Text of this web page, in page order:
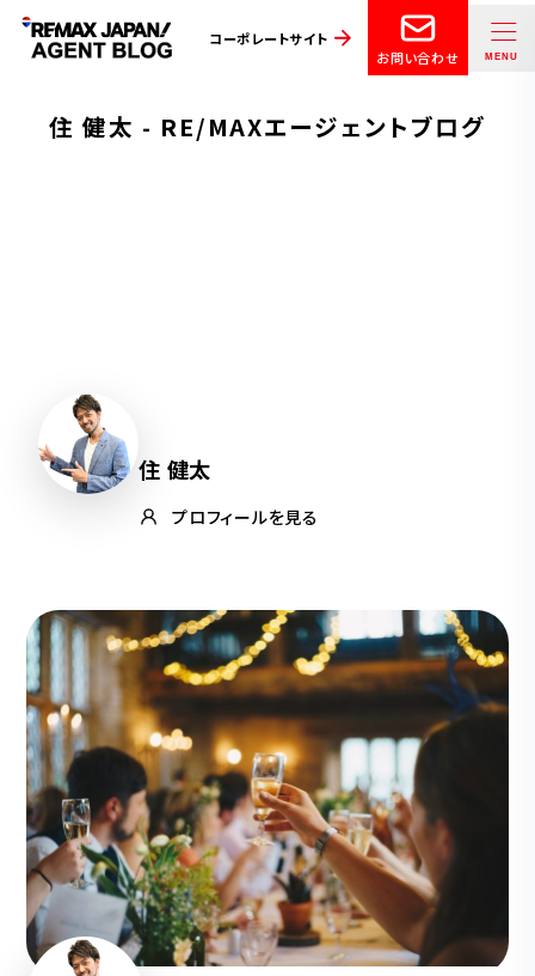
コーポレートサイト
お問い合わせ
住 健太 - RE/MAXエージェントブログ
住 健太
プロフィールを見る